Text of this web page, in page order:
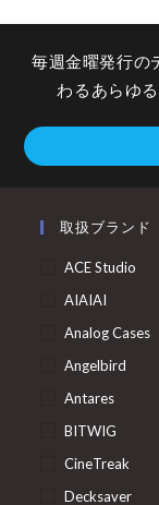
毎週金曜発行の
わるあらゆ
取扱ブランド
ACE Studio
AIAIAI
Analog Cases
Angelbird
Antares
BITWIG
CineTreak
Decksaver